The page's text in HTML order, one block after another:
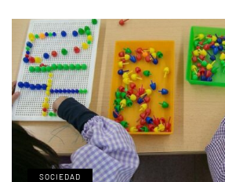
SOCIEDAD